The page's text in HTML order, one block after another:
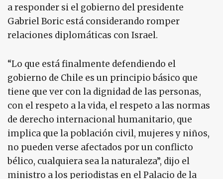
a responder si el gobierno del presidente
Gabriel Boric está considerando romper
relaciones diplomáticas con Israel.
“Lo que está finalmente defendiendo el
gobierno de Chile es un principio básico que
tiene que ver con la dignidad de las personas,
con el respeto a la vida, el respeto a las normas
de derecho internacional humanitario, que
implica que la población civil, mujeres y niños,
no pueden verse afectados por un conflicto
bélico, cualquiera sea la naturaleza”, dijo el
ministro a los periodistas en el Palacio de la